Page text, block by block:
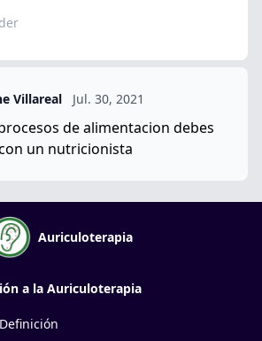
Villareal Jul. 30, 2021
de alimentacion debes
un nutricionista
Auriculoterapia
a la Auriculoterapia